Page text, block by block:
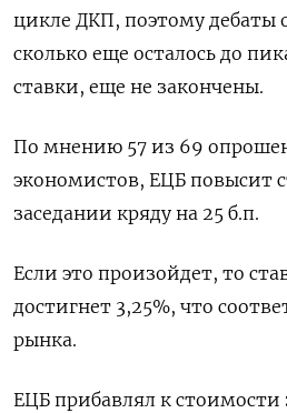
цикле ДКП, поэтому дебаты
сколько еще осталось до
ставки, еще не закончены.
По мнению 57 из 69
экономистов, ЕЦБ повысит
заседании кряду на 25 б.п.
Если это произойдет, то
достигнет 3,25%, что
рынка.
ЕЦБ прибавлял к